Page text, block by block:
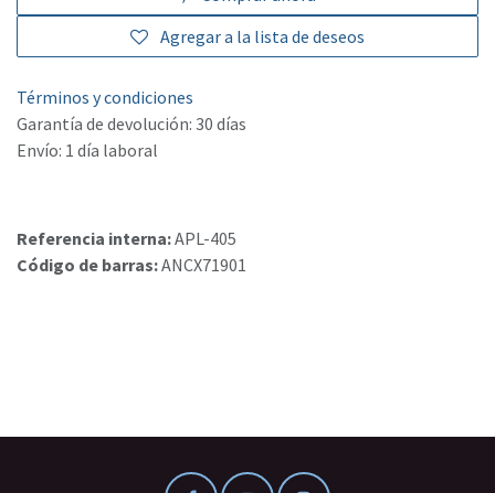
Agregar a la lista de deseos
Términos y condiciones
Garantía de devolución: 30 días
Envío: 1 día laboral
Referencia interna:APL-405
Código de barras:ANCX71901